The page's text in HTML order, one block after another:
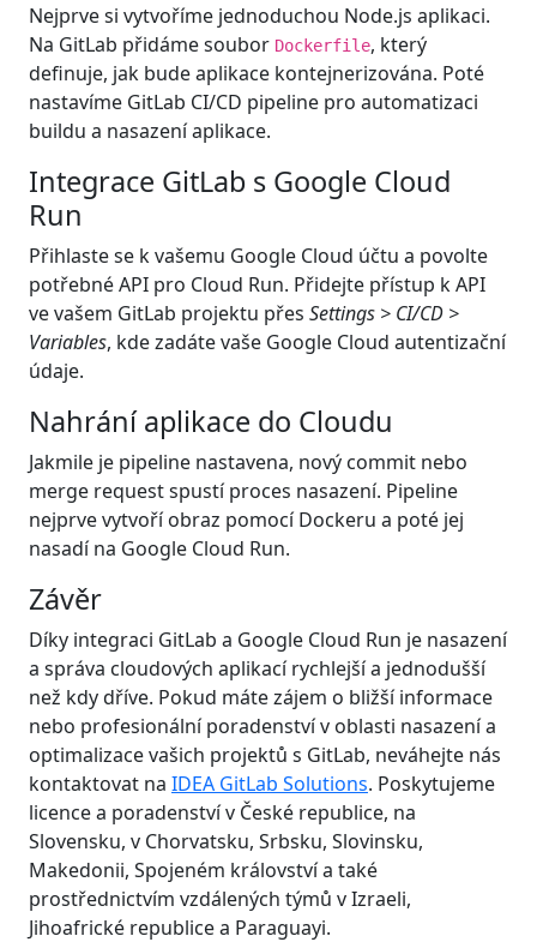
Nejprve si vytvoříme jednoduchou Node.js aplikaci.
Na GitLab přidáme soubor Dockerfile, který
definuje, jak bude aplikace kontejnerizována. Poté
nastavíme GitLab CI/CD pipeline pro automatizaci
buildu a nasazení aplikace.
Integrace GitLab s Google Cloud
Run
Přihlaste se k vašemu Google Cloud účtu a povolte
potřebné API pro Cloud Run. Přidejte přístup k API
ve vašem GitLab projektu přes Settings > CI/CD >
Variables, kde zadáte vaše Google Cloud autentizační
údaje.
Nahrání aplikace do Cloudu
Jakmile je pipeline nastavena, nový commit nebo
merge request spustí proces nasazení. Pipeline
nejprve vytvoří obraz pomocí Dockeru a poté jej
nasadí na Google Cloud Run.
Závěr
Díky integraci GitLab a Google Cloud Run je nasazení
a správa cloudových aplikací rychlejší a jednodušší
než kdy dříve. Pokud máte zájem o bližší informace
nebo profesionální poradenství v oblasti nasazení a
optimalizace vašich projektů s GitLab, neváhejte nás
kontaktovat na IDEA GitLab Solutions. Poskytujeme
licence a poradenství v České republice, na
Slovensku, v Chorvatsku, Srbsku, Slovinsku,
Makedonii, Spojeném království a také
prostřednictvím vzdálených týmů v Izraeli,
Jihoafrické republice a Paraguayi.